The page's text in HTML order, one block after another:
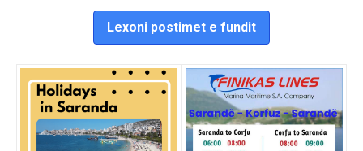
Lexoni postimet e fundit